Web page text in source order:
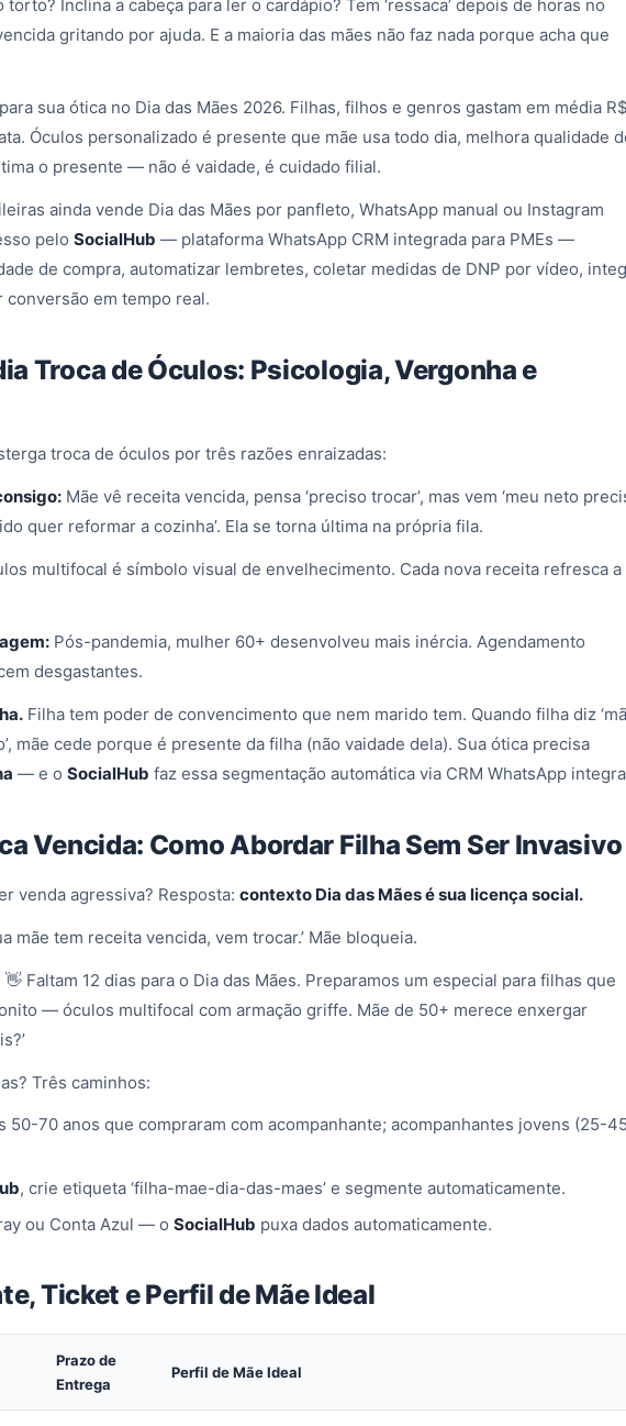
Inclina a cabeça para ler o cardápio? Tem ‘ressaca’ depois de horas no
gritando por ajuda. E a maioria das mães não faz nada porque acha que
sua ótica no Dia das Mães 2026. Filhas, filhos e genros gastam em média
Óculos personalizado é presente que mãe usa todo dia, melhora qualidade
o presente — não é vaidade, é cuidado filial.
ainda vende Dia das Mães por panfleto, WhatsApp manual ou Instagram
pelo SocialHub — plataforma WhatsApp CRM integrada para PMEs —
de compra, automatizar lembretes, coletar medidas de DNP por vídeo,
conversão em tempo real.
Troca de Óculos: Psicologia, Vergonha e
troca de óculos por três razões enraizadas:
Mãe vê receita vencida, pensa ‘preciso trocar’, mas vem ‘meu neto
quer reformar a cozinha’. Ela se torna última na própria fila.
multifocal é símbolo visual de envelhecimento. Cada nova receita refresca a
Pós-pandemia, mulher 60+ desenvolveu mais inércia. Agendamento
desgastantes.
Filha tem poder de convencimento que nem marido tem. Quando filha diz
mãe cede porque é presente da filha (não vaidade dela). Sua ótica precisa
— e o SocialHub faz essa segmentação automática via CRM WhatsApp
Vencida: Como Abordar Filha Sem Ser Invasivo
venda agressiva? Resposta: contexto Dia das Mães é sua licença social.
mãe tem receita vencida, vem trocar.’ Mãe bloqueia.
Faltam 12 dias para o Dia das Mães. Preparamos um especial para filhas que
— óculos multifocal com armação griffe. Mãe de 50+ merece enxergar
Três caminhos:
50-70 anos que compraram com acompanhante; acompanhantes jovens (25-
, crie etiqueta ‘filha-mae-dia-das-maes’ e segmente automaticamente.
ou Conta Azul — o SocialHub puxa dados automaticamente.
Ticket e Perfil de Mãe Ideal
Prazo de
Entrega
Perfil de Mãe Ideal